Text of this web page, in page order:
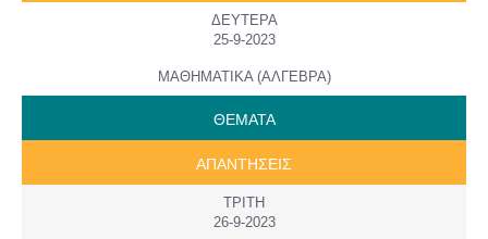
ΔΕΥΤΕΡΑ
25-9-2023
ΜΑΘΗΜΑΤΙΚΑ (ΑΛΓΕΒΡΑ)
ΘΕΜΑΤΑ
ΑΠΑΝΤΗΣΕΙΣ
ΤΡΙΤΗ
26-9-2023